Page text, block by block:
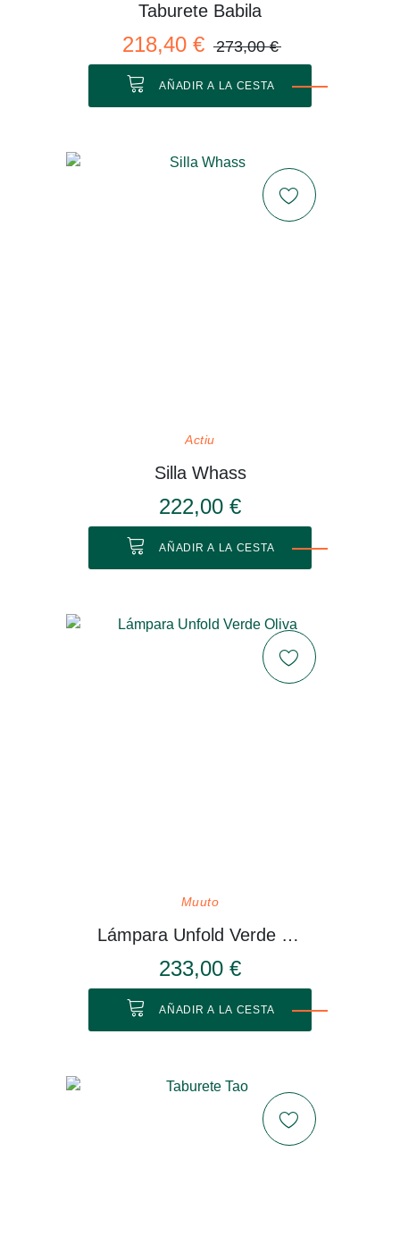
Taburete Babila
218,40 € 273,00 €
AÑADIR A LA CESTA
Actiu
Silla Whass
222,00 €
AÑADIR A LA CESTA
Muuto
Lámpara Unfold Verde Oliva
233,00 €
AÑADIR A LA CESTA